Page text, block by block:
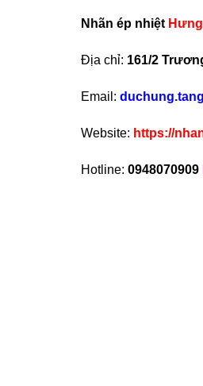
Nhãn ép nhiệtHưng
Địa chỉ: 161/2
Email:
Website: https://
Hotline: 0948070909